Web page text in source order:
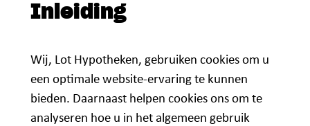
Inleiding
Wij, Lot Hypotheken, gebruiken cookies om u
een optimale website-ervaring te kunnen
bieden. Daarnaast helpen cookies ons om te
analyseren hoe u in het algemeen gebruik